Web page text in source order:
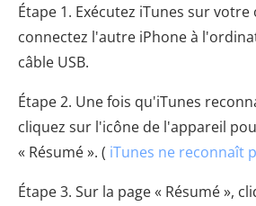
Étape 1. Exécutez iTunes sur
connectez l'autre iPhone à
câble USB.
Étape 2. Une fois qu'iTunes
cliquez sur l'icône de l'appareil
« Résumé ». ( iTunes ne reconnaît
Étape 3. Sur la page « Résumé »,